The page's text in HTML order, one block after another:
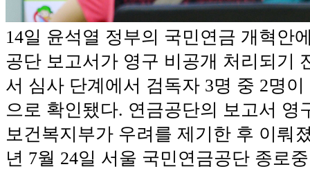
14일 윤석열 정부의 국민연금 개혁안
공단 보고서가 영구 비공개 처리되기
서 심사 단계에서 검독자 3명 중 2명
으로 확인됐다. 연금공단의 보고서 영
보건복지부가 우려를 제기한 후 이뤄
년 7월 24일 서울 국민연금공단 종로